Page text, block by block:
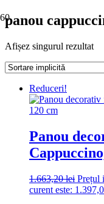
panou
Afișez singurul rezultat
Reduceri!
Panou
1.663,20lei Prețul
curent este: